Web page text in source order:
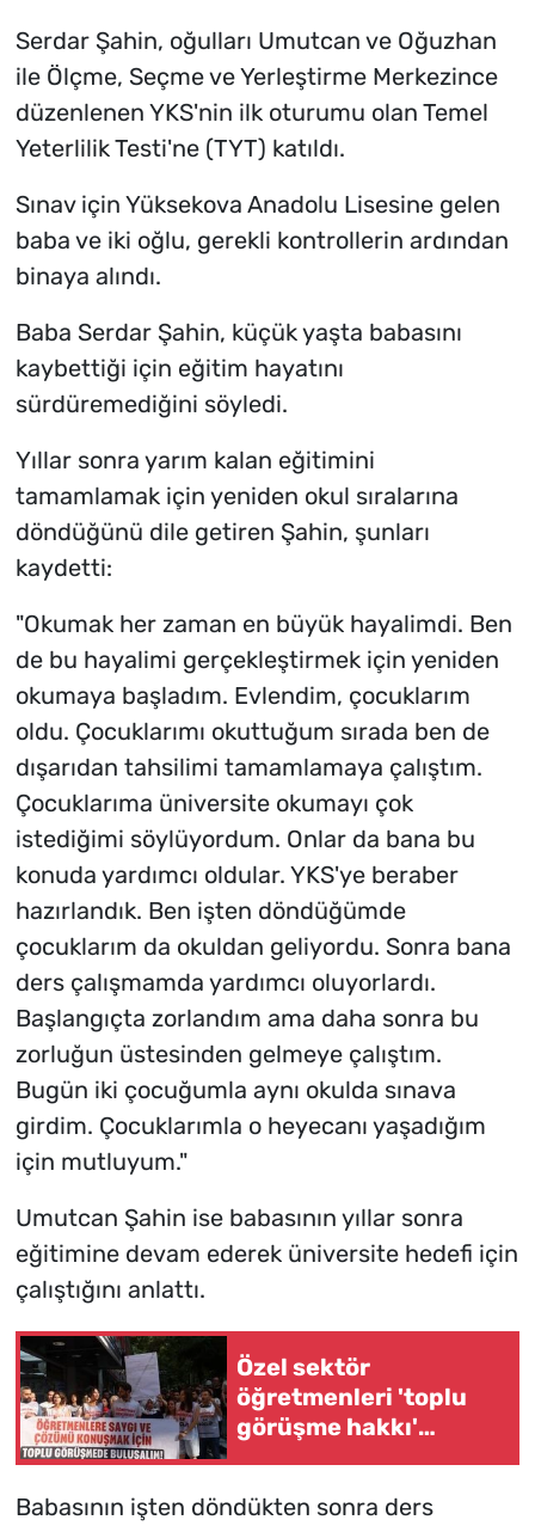
Serdar Şahin, oğulları Umutcan ve Oğuzhan
ile Ölçme, Seçme ve Yerleştirme Merkezince
düzenlenen YKS'nin ilk oturumu olan Temel
Yeterlilik Testi'ne (TYT) katıldı.
Sınav için Yüksekova Anadolu Lisesine gelen
baba ve iki oğlu, gerekli kontrollerin ardından
binaya alındı.
Baba Serdar Şahin, küçük yaşta babasını
kaybettiği için eğitim hayatını
sürdüremediğini söyledi.
Yıllar sonra yarım kalan eğitimini
tamamlamak için yeniden okul sıralarına
döndüğünü dile getiren Şahin, şunları
kaydetti:
"Okumak her zaman en büyük hayalimdi. Ben
de bu hayalimi gerçekleştirmek için yeniden
okumaya başladım. Evlendim, çocuklarım
oldu. Çocuklarımı okuttuğum sırada ben de
dışarıdan tahsilimi tamamlamaya çalıştım.
Çocuklarıma üniversite okumayı çok
istediğimi söylüyordum. Onlar da bana bu
konuda yardımcı oldular. YKS'ye beraber
hazırlandık. Ben işten döndüğümde
çocuklarım da okuldan geliyordu. Sonra bana
ders çalışmamda yardımcı oluyorlardı.
Başlangıçta zorlandım ama daha sonra bu
zorluğun üstesinden gelmeye çalıştım.
Bugün iki çocuğumla aynı okulda sınava
girdim. Çocuklarımla o heyecanı yaşadığım
için mutluyum."
Umutcan Şahin ise babasının yıllar sonra
eğitimine devam ederek üniversite hedefi için
çalıştığını anlattı.
Özel sektör
öğretmenleri 'toplu
görüşme hakkı'
Babasının işten döndükten sonra ders